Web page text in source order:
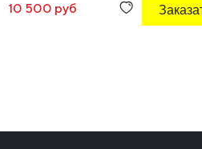
10 500 руб